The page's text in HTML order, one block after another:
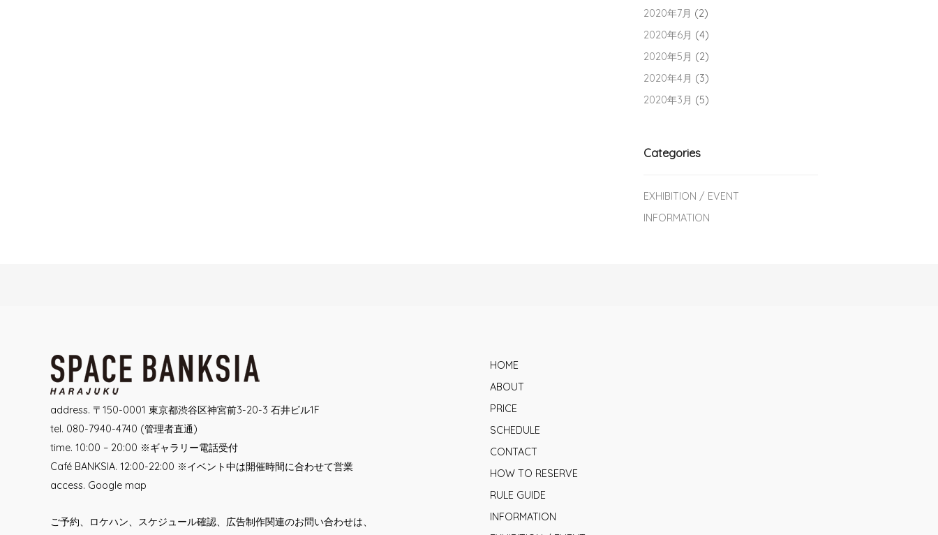
2020年7月 (2)
2020年6月 (4)
2020年5月 (2)
2020年4月 (3)
2020年3月 (5)
Categories
EXHIBITION / EVENT
INFORMATION
navigation
address. 〒150-0001 東京都渋谷区神宮前3-20-3 石井ビル1F
tel. 080-7940-4740 (管理者直通)
time. 10:00 – 20:00 ※ギャラリー電話受付
Café BANKSIA. 12:00-22:00 ※イベント中は開催時間に合わせて営業
access. Google map
ご予約、ロケハン、スケジュール確認、広告制作関連のお問い合わせは、
HOME
ABOUT
PRICE
SCHEDULE
CONTACT
HOW TO RESERVE
RULE GUIDE
INFORMATION